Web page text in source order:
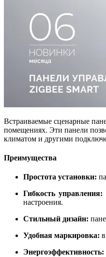
Встраиваемые сценарные
помещениях. Эти панели
климатом и другими
Преимущества
Простота установки:
Гибкость управления:
настроения.
Стильный дизайн:
Удобная маркировка:
Энергоэффективность: